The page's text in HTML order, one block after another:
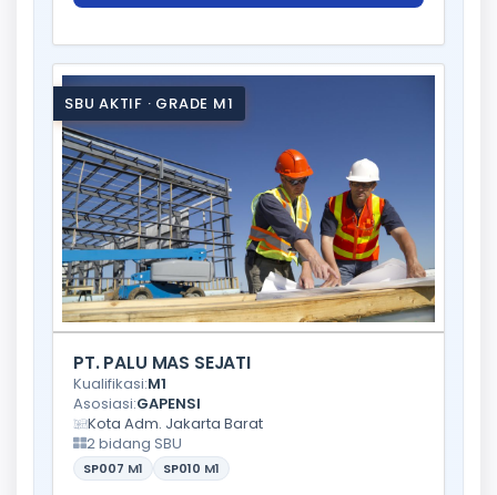
SBU AKTIF · GRADE M1
PT. PALU MAS SEJATI
Kualifikasi:M1
Asosiasi:GAPENSI
Kota Adm. Jakarta Barat
2 bidang SBU
SP007 M1 SP010 M1